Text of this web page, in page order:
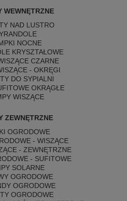
WEWNĘTRZNE
NAD LUSTRO
NOCNE
KRYSZTAŁOWE
CZARNE
- OKRĘGI
DO SYPIALNI
OKRĄGŁE
WISZĄCE
ZEWNĘTRZNE
OGRODOWE
- WISZĄCE
- ZEWNĘTRZNE
- SUFITOWE
SOLARNE
OGRODOWE
OGRODOWE
OGRODOWE